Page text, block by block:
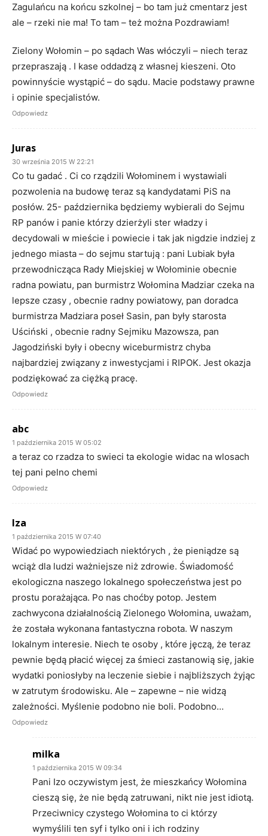
Zagulańcu na końcu szkolnej – bo tam już cmentarz jest
ale – rzeki nie ma! To tam – też można Pozdrawiam!
Zielony Wołomin – po sądach Was włóczyli – niech teraz
przepraszają . I kase oddadzą z własnej kieszeni. Oto
powinnyście wystąpić – do sądu. Macie podstawy prawne
i opinie specjalistów.
Odpowiedz
Juras
30 września 2015 W 22:21
Co tu gadać . Ci co rządzili Wołominem i wystawiali
pozwolenia na budowę teraz są kandydatami PiS na
posłów. 25- października będziemy wybierali do Sejmu
RP panów i panie którzy dzierżyli ster władzy i
decydowali w mieście i powiecie i tak jak nigdzie indziej z
jednego miasta – do sejmu startują : pani Lubiak była
przewodnicząca Rady Miejskiej w Wołominie obecnie
radna powiatu, pan burmistrz Wołomina Madziar czeka na
lepsze czasy , obecnie radny powiatowy, pan doradca
burmistrza Madziara poseł Sasin, pan były starosta
Uściński , obecnie radny Sejmiku Mazowsza, pan
Jagodziński były i obecny wiceburmistrz chyba
najbardziej związany z inwestycjami i RIPOK. Jest okazja
podziękować za ciężką pracę.
Odpowiedz
abc
1 października 2015 W 05:02
a teraz co rzadza to swieci ta ekologie widac na wlosach
tej pani pelno chemi
Odpowiedz
Iza
1 października 2015 W 07:40
Widać po wypowiedziach niektórych , że pieniądze są
wciąż dla ludzi ważniejsze niż zdrowie. Świadomość
ekologiczna naszego lokalnego społeczeństwa jest po
prostu porażająca. Po nas choćby potop. Jestem
zachwycona działalnością Zielonego Wołomina, uważam,
że została wykonana fantastyczna robota. W naszym
lokalnym interesie. Niech te osoby , które jęczą, że teraz
pewnie będą płacić więcej za śmieci zastanowią się, jakie
wydatki poniosłyby na leczenie siebie i najbliższych żyjąc
w zatrutym środowisku. Ale – zapewne – nie widzą
zależności. Myślenie podobno nie boli. Podobno…
Odpowiedz
milka
1 października 2015 W 09:34
Pani Izo oczywistym jest, że mieszkańcy Wołomina
cieszą się, że nie będą zatruwani, nikt nie jest idiotą.
Przeciwnicy czystego Wołomina to ci którzy
wymyślili ten syf i tylko oni i ich rodziny